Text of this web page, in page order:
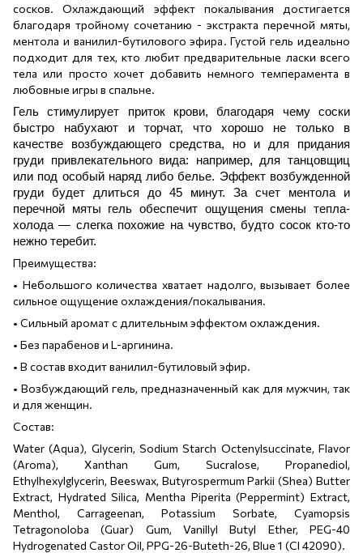
сосков. Охлаждающий эффект покалывания достигается
благодаря тройному сочетанию - экстракта перечной мяты,
ментола и ванилил-бутилового эфира. Густой гель идеально
подходит для тех, кто любит предварительные ласки всего
тела или просто хочет добавить немного темперамента в
любовные игры в спальне.
Гель стимулирует приток крови, благодаря чему соски
быстро набухают и торчат, что хорошо не только в
качестве возбуждающего средства, но и для придания
груди привлекательного вида: например, для танцовщиц
или под особый наряд либо белье. Эффект возбужденной
груди будет длиться до 45 минут. За счет ментола и
перечной мяты гель обеспечит ощущения смены тепла-
холода — слегка похожие на чувство, будто сосок кто-то
нежно теребит.
Преимущества:
• Небольшого количества хватает надолго, вызывает более
сильное ощущение охлаждения/покалывания.
• Сильный аромат с длительным эффектом охлаждения.
• Без парабенов и L-аргинина.
• В состав входит ванилил-бутиловый эфир.
• Возбуждающий гель, предназначенный как для мужчин, так
и для женщин.
Состав:
Water (Aqua), Glycerin, Sodium Starch Octenylsuccinate, Flavor
(Aroma), Xanthan Gum, Sucralose, Propanediol,
Ethylhexylglycerin, Beeswax, Butyrospermum Parkii (Shea) Butter
Extract, Hydrated Silica, Mentha Piperita (Peppermint) Extract,
Menthol, Carrageenan, Potassium Sorbate, Cyamopsis
Tetragonoloba (Guar) Gum, Vanillyl Butyl Ether, PEG-40
Hydrogenated Castor Oil, PPG-26-Buteth-26, Blue 1 (CI 42090).